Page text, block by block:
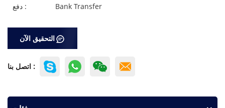
دفع :
Bank Transfer
التحقيق الآن
اتصل بنا :